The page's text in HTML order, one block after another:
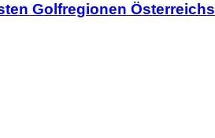
Golfregionen Österreichs